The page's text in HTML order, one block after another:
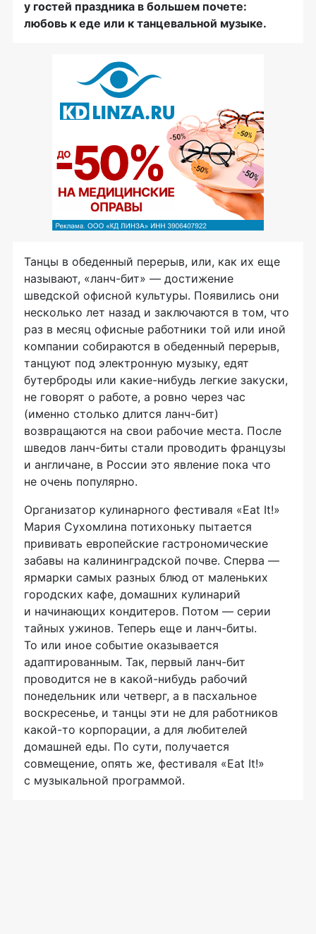
у гостей праздника в большем почете:
любовь к еде или к танцевальной музыке.
Танцы в обеденный перерыв, или, как их еще
называют, «ланч-бит» — достижение
шведской офисной культуры. Появились они
несколько лет назад и заключаются в том, что
раз в месяц офисные работники той или иной
компании собираются в обеденный перерыв,
танцуют под электронную музыку, едят
бутерброды или какие-нибудь легкие закуски,
не говорят о работе, а ровно через час
(именно столько длится ланч-бит)
возвращаются на свои рабочие места. После
шведов ланч-биты стали проводить французы
и англичане, в России это явление пока что
не очень популярно.
Организатор кулинарного фестиваля «Eat It!»
Мария Сухомлина потихоньку пытается
прививать европейские гастрономические
забавы на калининградской почве. Сперва —
ярмарки самых разных блюд от маленьких
городских кафе, домашних кулинарий
и начинающих кондитеров. Потом — серии
тайных ужинов. Теперь еще и ланч-биты.
То или иное событие оказывается
адаптированным. Так, первый ланч-бит
проводится не в какой-нибудь рабочий
понедельник или четверг, а в пасхальное
воскресенье, и танцы эти не для работников
какой-то корпорации, а для любителей
домашней еды. По сути, получается
совмещение, опять же, фестиваля «Eat It!»
с музыкальной программой.